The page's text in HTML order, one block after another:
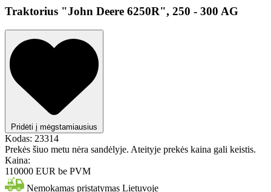
Traktorius "John Deere 6250R", 250 - 300 AG
Pridėti į mėgstamiausius
Kodas: 23314
Prekės šiuo metu nėra sandėlyje. Ateityje prekės kaina gali keistis.
Kaina:
110000 EUR be PVM
Nemokamas pristatymas Lietuvoje